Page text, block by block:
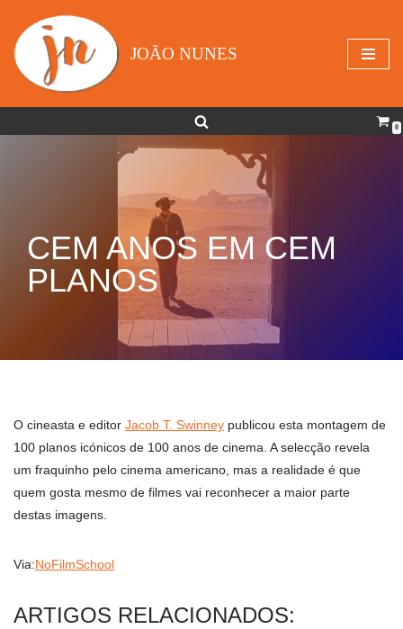
Avançar
para
JOÃO NUNES
0
CEM ANOS EM CEM
PLANOS
O cineasta e editor Jacob T. Swinney publicou esta montagem de
100 planos icónicos de 100 anos de cinema. A selecção revela
um fraquinho pelo cinema americano, mas a realidade é que
quem gosta mesmo de filmes vai reconhecer a maior parte
destas imagens.
Via:NoFilmSchool
ARTIGOS RELACIONADOS: